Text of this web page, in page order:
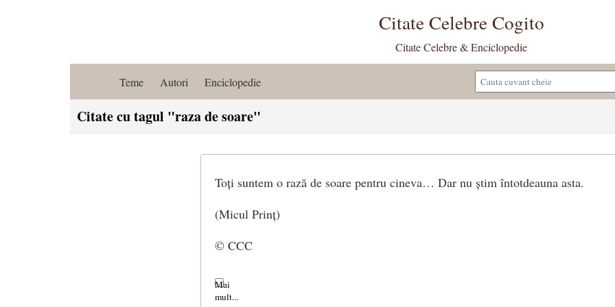
Citate Celebre Cogito
Citate Celebre & Enciclopedie
Teme Autori Enciclopedie
Citate cu tagul "raza de soare"
Toți suntem o rază de soare pentru cineva… Dar nu știm întotdeauna asta.
(Micul Prinț)
© CCC